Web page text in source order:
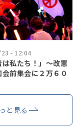
- 12:04
は私たち！」〜改憲
会前集会に２万６０
と見る